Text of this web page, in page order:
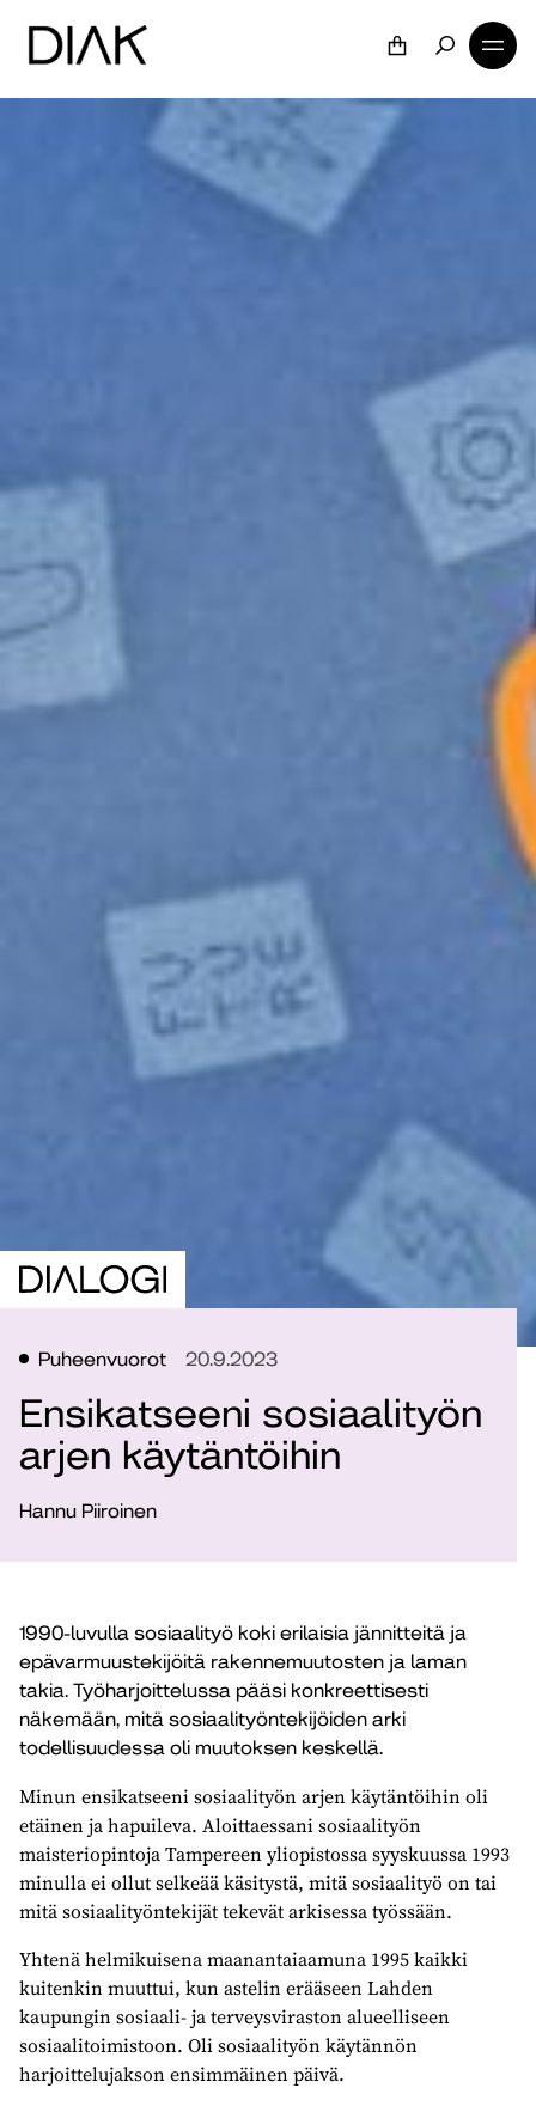
Puheenvuorot 20.9.2023
Ensikatseeni sosiaalityön
arjen käytäntöihin
Hannu Piiroinen
1990-luvulla sosiaalityö koki erilaisia jännitteitä ja
epävarmuustekijöitä rakennemuutosten ja laman
takia. Työharjoittelussa pääsi konkreettisesti
näkemään, mitä sosiaalityöntekijöiden arki
todellisuudessa oli muutoksen keskellä.
Minun ensikatseeni sosiaalityön arjen käytäntöihin oli
etäinen ja hapuileva. Aloittaessani sosiaalityön
maisteriopintoja Tampereen yliopistossa syyskuussa 1993
minulla ei ollut selkeää käsitystä, mitä sosiaalityö on tai
mitä sosiaalityöntekijät tekevät arkisessa työssään.
Yhtenä helmikuisena maanantaiaamuna 1995 kaikki
kuitenkin muuttui, kun astelin erääseen Lahden
kaupungin sosiaali- ja terveysviraston alueelliseen
sosiaalitoimistoon. Oli sosiaalityön käytännön
harjoittelujakson ensimmäinen päivä.